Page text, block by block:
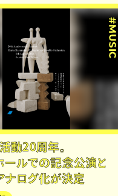
#MUSIC
動20周年。
ールでの記念公演と
ナログ化が決定